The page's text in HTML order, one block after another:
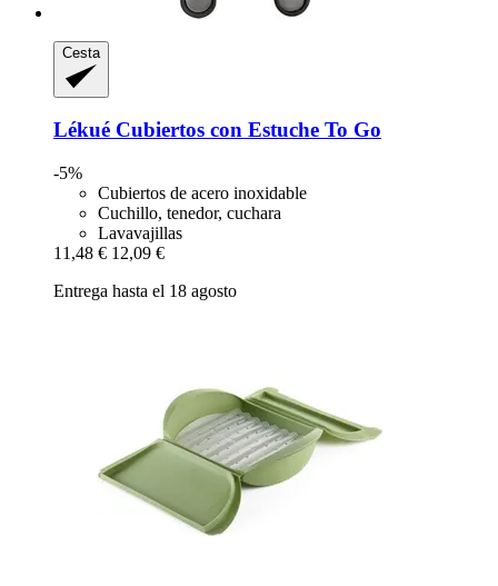
Cesta
Lékué Cubiertos con Estuche To Go
-5%
Cubiertos de acero inoxidable
Cuchillo, tenedor, cuchara
Lavavajillas
11,48 € 12,09 €
Entrega hasta el 18 agosto